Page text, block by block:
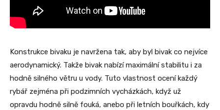
Konstrukce bivaku je navržena tak, aby byl bivak co nejvíce
aerodynamický. Takže bivak nabízí maximální stabilitu i za
hodně silného větru u vody. Tuto vlastnost ocení každý
rybář zejména při podzimních vycházkách, když už
opravdu hodně silně fouká, anebo při letních bouřkách, kdy